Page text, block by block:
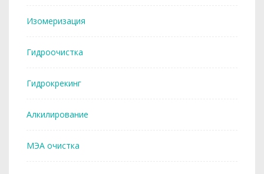
Изомеризация
Гидроочистка
Гидрокрекинг
Алкилирование
МЭА очистка